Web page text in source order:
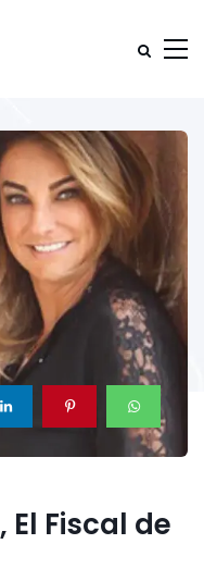
Fiscal de